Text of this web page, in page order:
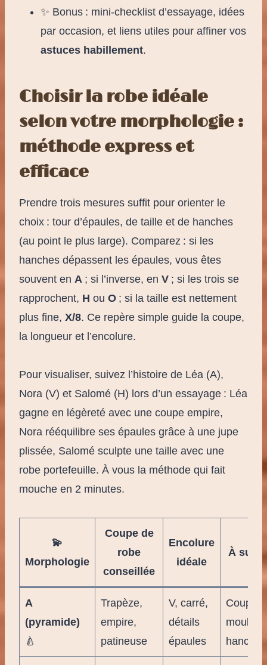
✨ Bonus : mini-checklist d’essayage, idées
par occasion, et liens utiles pour affiner vos
astuces habillement.
Choisir la robe idéale
selon votre morphologie :
méthode express et
efficace
Prendre trois mesures suffit pour orienter le
choix : tour d’épaules, de taille et de hanches
(au point le plus large). Comparez : si les
hanches dépassent les épaules, vous êtes
souvent en A ; si l’inverse, en V ; si les trois se
rapprochent, H ou O ; si la taille est nettement
plus fine, X/8. Ce repère simple guide la coupe,
la longueur et l’encolure.
Pour visualiser, suivez l’histoire de Léa (A),
Nora (V) et Salomé (H) lors d’un essayage : Léa
gagne en légèreté avec une coupe empire,
Nora rééquilibre ses épaules grâce à une jupe
plissée, Salomé sculpte une taille avec une
robe portefeuille. À vous la méthode qui fait
mouche en 2 minutes.
💫
Morphologie
Coupe de
robe
conseillée
Encolure
idéale
À
A
(pyramide)
🍐
Trapèze,
empire,
patineuse
V, carré,
détails
épaules
Coupe
hanches